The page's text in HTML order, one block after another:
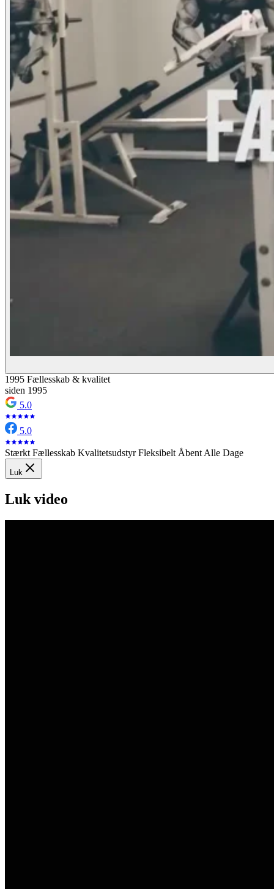
1995 Fællesskab & kvalitet
siden 1995
5.0
5.0
Stærkt Fællesskab KvalitetsudstyrFleksibelt Åbent Alle Dage
Luk
Luk video